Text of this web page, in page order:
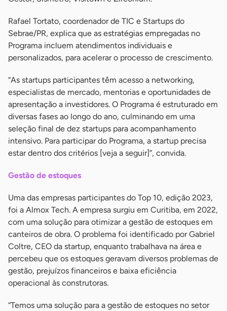
Rafael Tortato, coordenador de TIC e Startups do
Sebrae/PR, explica que as estratégias empregadas no
Programa incluem atendimentos individuais e
personalizados, para acelerar o processo de crescimento.
“As startups participantes têm acesso a networking,
especialistas de mercado, mentorias e oportunidades de
apresentação a investidores. O Programa é estruturado em
diversas fases ao longo do ano, culminando em uma
seleção final de dez startups para acompanhamento
intensivo. Para participar do Programa, a startup precisa
estar dentro dos critérios [veja a seguir]”, convida.
Gestão de estoques
Uma das empresas participantes do Top 10, edição 2023,
foi a Almox Tech. A empresa surgiu em Curitiba, em 2022,
com uma solução para otimizar a gestão de estoques em
canteiros de obra. O problema foi identificado por Gabriel
Coltre, CEO da startup, enquanto trabalhava na área e
percebeu que os estoques geravam diversos problemas de
gestão, prejuízos financeiros e baixa eficiência
operacional às construtoras.
“Temos uma solução para a gestão de estoques no setor